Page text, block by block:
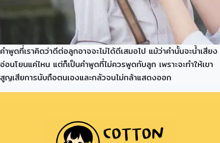
คำพูดที่เราคิดว่าดีต่อลูกอาจจะไม่ได้ดีเสมอไป แม้ว่าคำนั้นจะน้ำเสียง
อ่อนโยนแค่ไหน แต่ก็เป็นคำพูดที่ไม่ควรพูดกับลูก เพราะจะทำให้เขา
สูญเสียการนับถือตนเองและกลัวจนไม่กล้าแสดงออก